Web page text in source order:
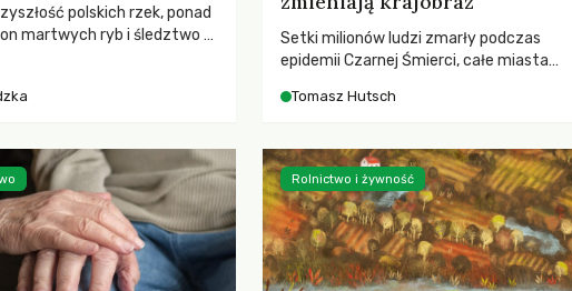
polskich rzek, ponad
martwych ryb i śledztwo z
by prace modernizacyjne
śmierci rzeki.
Setki milionów ludzi zmarły podczas
epidemii Czarnej Śmierci, całe miasta
pierwsze liście nowych dębów rozwijały
podnosiła się po jednej z największych
katastrof w swoich dziejach.
Tomasz Hutsch
Rolnictwo i żywność